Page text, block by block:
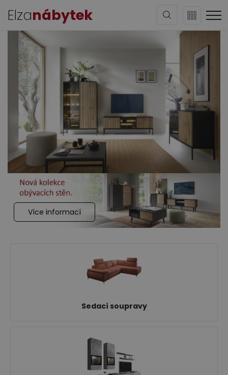
Elzanábytek
Obývací pokoj
Více informací
Sedací soupravy